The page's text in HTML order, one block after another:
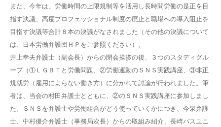
また、今年は、労働時間の上限規制等を活用し長時間労働の是正を目
指す決議、高度プロフェッショナル制度の廃止と職場への導入阻止を
目指す決議等合計８本の決議がなされました（その他の決議について
は、日本労働弁護団ＨＰをご参照ください）。
井上幸夫弁護士（副会長）からの閉会挨拶の後、３つのスタディグル
ープ（①ＬＧＢＴと労働問題、②労働運動のＳＮＳ実践講座、③非正
規就労（雇用によらない働き方）に分かれて討論が行われました。筆
者は、当会の村田弁護士とともに、②のＳＮＳ実践講座に参加しまし
た。ＳＮＳを弁護士や労働組合がどう使っていくかにつき、今泉弁護
士、中村優介弁護士（事務局次長）からの取組み紹介、長崎バスユニ